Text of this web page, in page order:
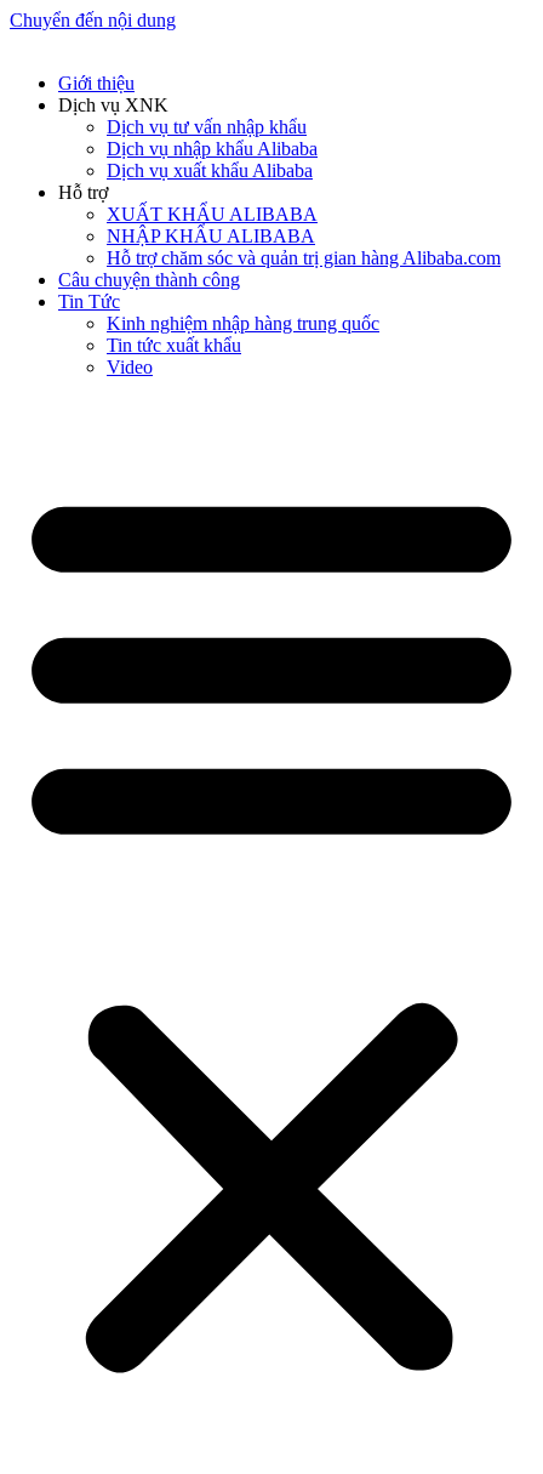
Chuyển đến nội dung
Giới thiệu
Dịch vụ XNK
Dịch vụ tư vấn nhập khẩu
Dịch vụ nhập khẩu Alibaba
Dịch vụ xuất khẩu Alibaba
Hỗ trợ
XUẤT KHẨU ALIBABA
NHẬP KHẨU ALIBABA
Hỗ trợ chăm sóc và quản trị gian hàng Alibaba.com
Câu chuyện thành công
Tin Tức
Kinh nghiệm nhập hàng trung quốc
Tin tức xuất khẩu
Video